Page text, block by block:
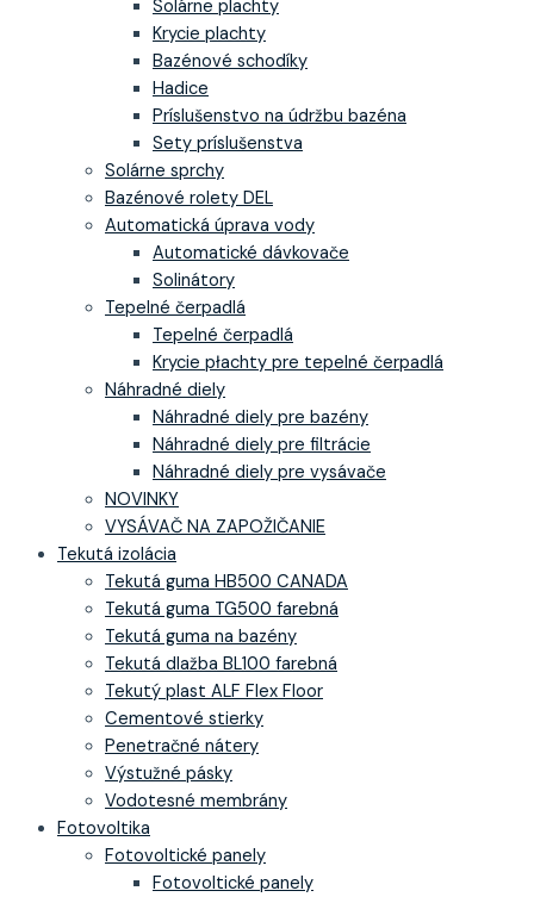
Solárne plachty
Krycie plachty
Bazénové schodíky
Hadice
Príslušenstvo na údržbu bazéna
Sety príslušenstva
Solárne sprchy
Bazénové rolety DEL
Automatická úprava vody
Automatické dávkovače
Solinátory
Tepelné čerpadlá
Tepelné čerpadlá
Krycie płachty pre tepelné čerpadlá
Náhradné diely
Náhradné diely pre bazény
Náhradné diely pre filtrácie
Náhradné diely pre vysávače
NOVINKY
VYSÁVAČ NA ZAPOŽIČANIE
Tekutá izolácia
Tekutá guma HB500 CANADA
Tekutá guma TG500 farebná
Tekutá guma na bazény
Tekutá dlažba BL100 farebná
Tekutý plast ALF Flex Floor
Cementové stierky
Penetračné nátery
Výstužné pásky
Vodotesné membrány
Fotovoltika
Fotovoltické panely
Fotovoltické panely